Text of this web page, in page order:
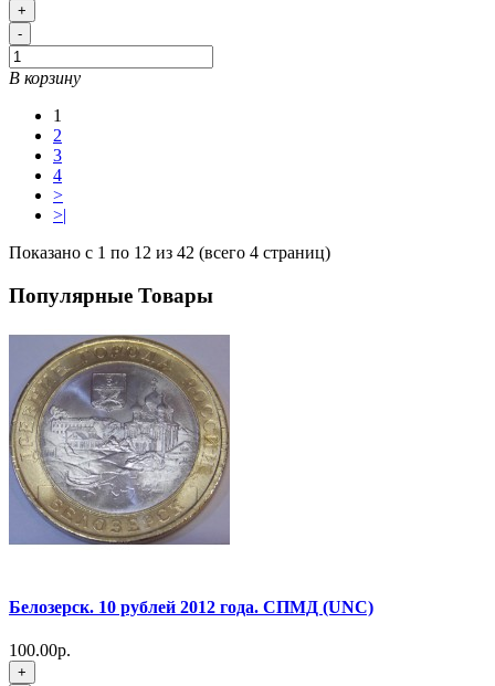
+
-
В корзину
1
2
3
4
>
>|
Показано с 1 по 12 из 42 (всего 4 страниц)
Популярные Товары
Белозерск. 10 рублей 2012 года. СПМД (UNC)
100.00р.
+